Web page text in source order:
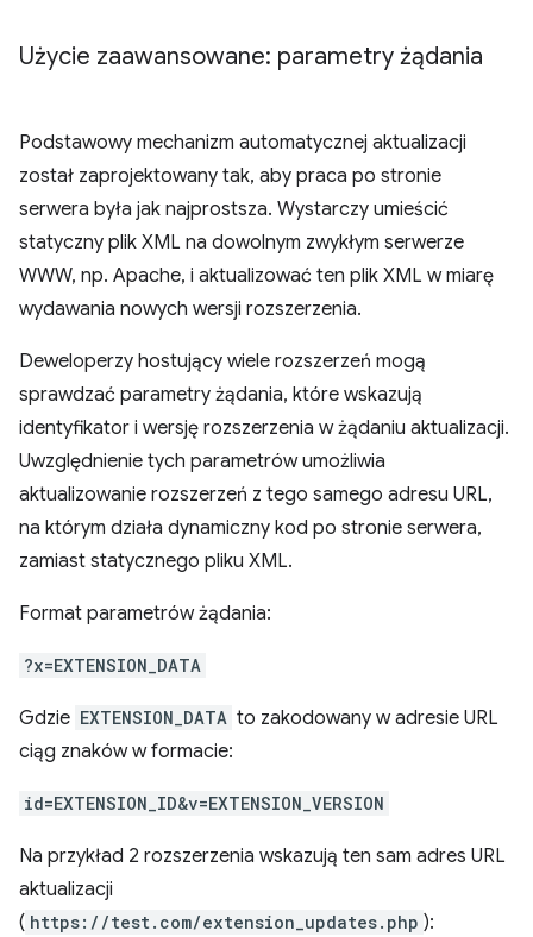
Użycie zaawansowane: parametry żądania
Podstawowy mechanizm automatycznej aktualizacji
został zaprojektowany tak, aby praca po stronie
serwera była jak najprostsza. Wystarczy umieścić
statyczny plik XML na dowolnym zwykłym serwerze
WWW, np. Apache, i aktualizować ten plik XML w miarę
wydawania nowych wersji rozszerzenia.
Deweloperzy hostujący wiele rozszerzeń mogą
sprawdzać parametry żądania, które wskazują
identyfikator i wersję rozszerzenia w żądaniu aktualizacji.
Uwzględnienie tych parametrów umożliwia
aktualizowanie rozszerzeń z tego samego adresu URL,
na którym działa dynamiczny kod po stronie serwera,
zamiast statycznego pliku XML.
Format parametrów żądania:
?x=EXTENSION_DATA
Gdzie EXTENSION_DATA to zakodowany w adresie URL
ciąg znaków w formacie:
id=EXTENSION_ID&v=EXTENSION_VERSION
Na przykład 2 rozszerzenia wskazują ten sam adres URL
aktualizacji
( https://test.com/extension_updates.php ):